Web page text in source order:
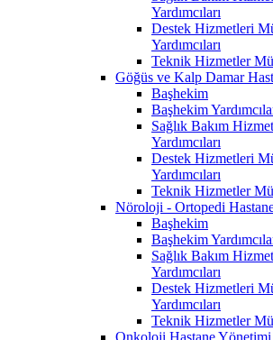
Yardımcıları
Destek Hizmetleri
Yardımcıları
Teknik Hizmetler
Göğüs ve Kalp Damar
Başhekim
Başhekim
Sağlık Bakım
Yardımcıları
Destek Hizmetleri
Yardımcıları
Teknik Hizmetler
Nöroloji - Ortopedi
Başhekim
Başhekim
Sağlık Bakım
Yardımcıları
Destek Hizmetleri
Yardımcıları
Teknik Hizmetler
Onkoloji Hastane Yönetimi